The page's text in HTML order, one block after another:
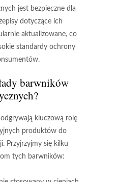
jest bezpieczne dla
dotyczące ich
aktualizowane, co
standardy ochrony
barwników
odgrywają kluczową rolę
produktów do
Przyjrzyjmy się kilku
tych barwników: